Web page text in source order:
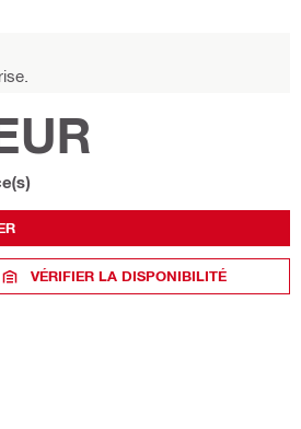
VÉRIFIER LA DISPONIBILITÉ